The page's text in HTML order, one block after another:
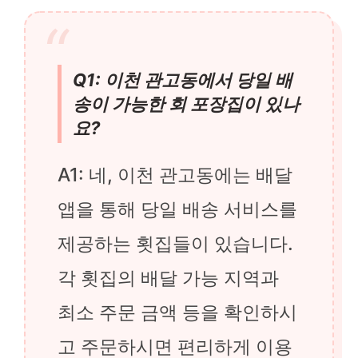
Q1: 이천 관고동에서 당일 배
송이 가능한 회 포장집이 있나
요?
A1: 네, 이천 관고동에는 배달
앱을 통해 당일 배송 서비스를
제공하는 횟집들이 있습니다.
각 횟집의 배달 가능 지역과
최소 주문 금액 등을 확인하시
고 주문하시면 편리하게 이용